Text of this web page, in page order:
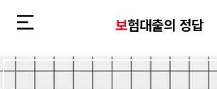
보험대출의 정답